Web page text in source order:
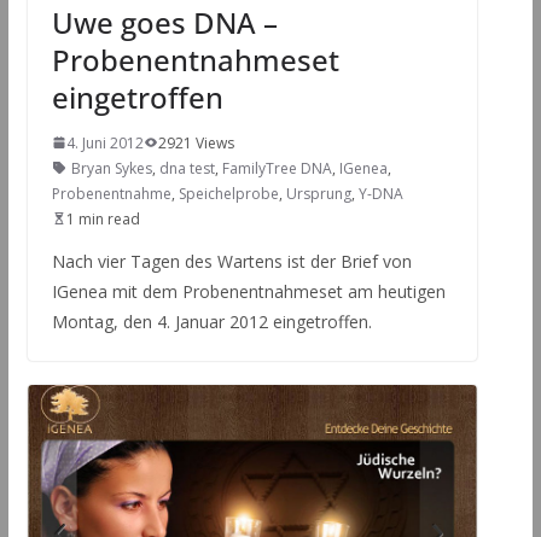
Uwe goes DNA –
Probenentnahmeset
eingetroffen
4. Juni 2012
2921 Views
Bryan Sykes, dna test, FamilyTree DNA, IGenea,
Probenentnahme, Speichelprobe, Ursprung, Y-DNA
1 min read
Nach vier Tagen des Wartens ist der Brief von
IGenea mit dem Probenentnahmeset am heutigen
Montag, den 4. Januar 2012 eingetroffen.